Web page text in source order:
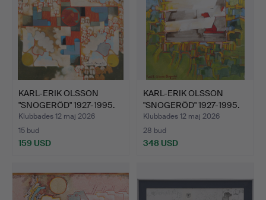
KARL-ERIK OLSSON
"SNOGERÖD" 1927-1995.
OLJ…
Klubbades 12 maj 2026
15 bud
159 USD
KARL-ERIK OLSSON
"SNOGERÖD" 1927-1995.
OLJ…
Klubbades 12 maj 2026
28 bud
348 USD